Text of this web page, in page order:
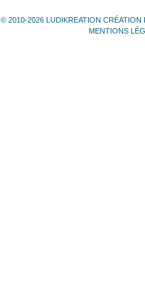
© 2010-2026 LUDIKREATION CRÉATION
MENTIONS